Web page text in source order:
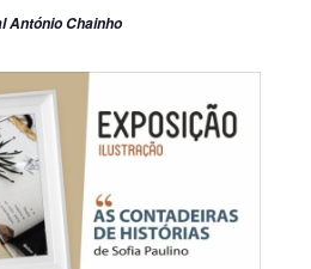
António Chainho